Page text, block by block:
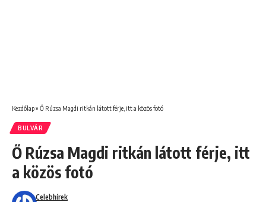
Kezdőlap» Ő Rúzsa Magdi ritkán látott férje, itt a közös fotó
BULVÁR
Ő Rúzsa Magdi ritkán látott férje, itt
a közös fotó
Celebhírek